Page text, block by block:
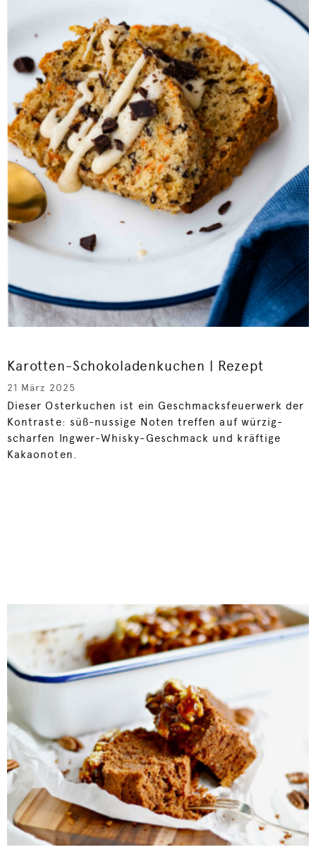
Karotten-Schokoladenkuchen | Rezept
21 März 2025
Dieser Osterkuchen ist ein Geschmacksfeuerwerk der
Kontraste: süß-nussige Noten treffen auf würzig-
scharfen Ingwer-Whisky-Geschmack und kräftige
Kakaonoten.